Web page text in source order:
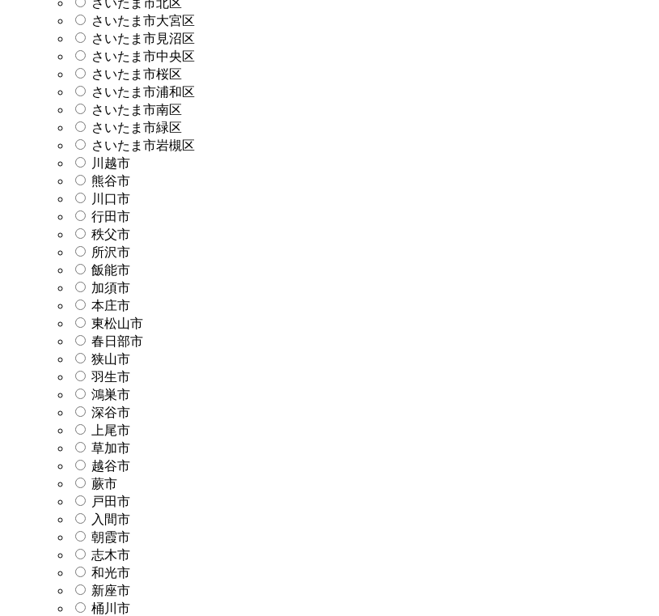
さいたま市大宮区
さいたま市見沼区
さいたま市中央区
さいたま市桜区
さいたま市浦和区
さいたま市南区
さいたま市緑区
さいたま市岩槻区
川越市
熊谷市
川口市
行田市
秩父市
所沢市
飯能市
加須市
本庄市
東松山市
春日部市
狭山市
羽生市
鴻巣市
深谷市
上尾市
草加市
越谷市
蕨市
戸田市
入間市
朝霞市
志木市
和光市
新座市
桶川市